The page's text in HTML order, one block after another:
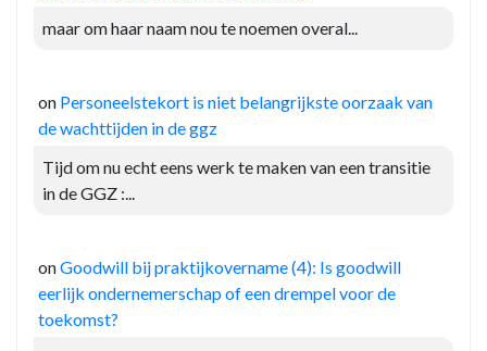
maar om haar naam nou te noemen overal...
on Personeelstekort is niet belangrijkste oorzaak van
de wachttijden in de ggz
Tijd om nu echt eens werk te maken van een transitie
in de GGZ :...
onGoodwill bij praktijkovername (4): Is goodwill
eerlijk ondernemerschap of een drempel voor de
toekomst?